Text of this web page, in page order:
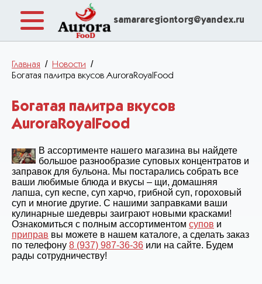
samararegiontorg@yandex.ru
Главная / Новости /
Богатая палитра вкусов AuroraRoyalFood
Богатая палитра вкусов
AuroraRoyalFood
В ассортименте нашего магазина вы найдете
большое разнообразие суповых концентратов и
заправок для бульона. Мы постарались собрать все
ваши любимые блюда и вкусы – щи, домашняя
лапша, суп кеспе, суп харчо, грибной суп, гороховый
суп и многие другие. С нашими заправками ваши
кулинарные шедевры заиграют новыми красками!
Ознакомиться с полным ассортиментом супов и
приправ вы можете в нашем каталоге, а сделать заказ
по телефону 8 (937) 987-36-36 или на сайте. Будем
рады сотрудничеству!